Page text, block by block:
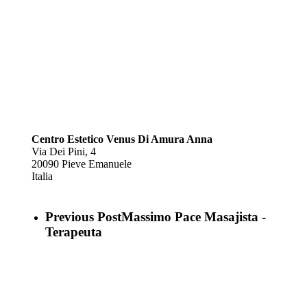
Centro Estetico Venus Di Amura Anna
Via Dei Pini, 4
20090 Pieve Emanuele
Italia
Previous PostMassimo Pace Masajista -
Terapeuta